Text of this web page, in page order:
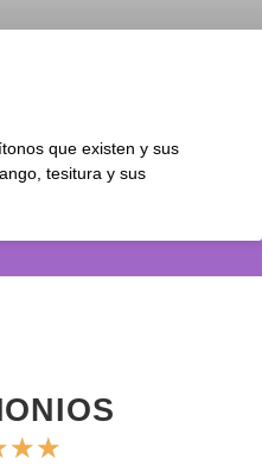
que existen y sus
tesitura y sus
★★